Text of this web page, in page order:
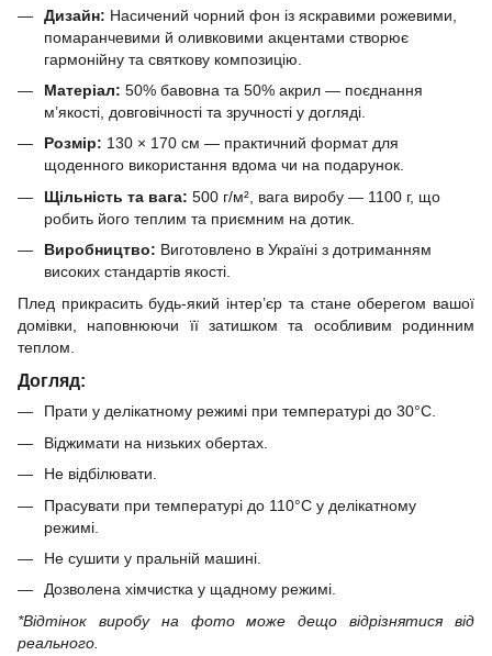
Дизайн: Насичений чорний фон із яскравими рожевими,
помаранчевими й оливковими акцентами створює
гармонійну та святкову композицію.
Матеріал: 50% бавовна та 50% акрил — поєднання
м’якості, довговічності та зручності у догляді.
Розмір: 130 × 170 см — практичний формат для
щоденного використання вдома чи на подарунок.
Щільність та вага: 500 г/м², вага виробу — 1100 г, що
робить його теплим та приємним на дотик.
Виробництво: Виготовлено в Україні з дотриманням
високих стандартів якості.
Плед прикрасить будь-який інтер’єр та стане оберегом вашої
домівки, наповнюючи її затишком та особливим родинним
теплом.
Догляд:
Прати у делікатному режимі при температурі до 30°C.
Віджимати на низьких обертах.
Не відбілювати.
Прасувати при температурі до 110°C у делікатному
режимі.
Не сушити у пральній машині.
Дозволена хімчистка у щадному режимі.
*Відтінок виробу на фото може дещо відрізнятися від
реального.